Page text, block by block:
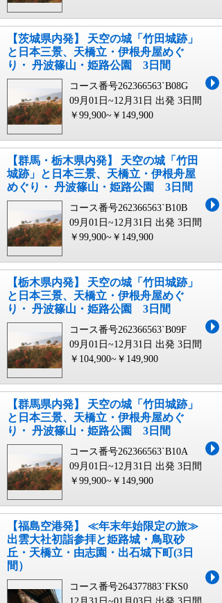
【茨城県内発】 天空の城「竹田城跡」
と日本三景、天橋立・伊根舟屋めぐ
り・ 丹波篠山・姫路公園 3日間
コース番号262366563`B08G
09月01日~12月31日 出発 3日間
￥99,900~￥149,900
【群馬・栃木県内発】 天空の城「竹田
城跡」と日本三景、天橋立・伊根舟屋
めぐり・ 丹波篠山・姫路公園 3日間
コース番号262366563`B10B
09月01日~12月31日 出発 3日間
￥99,900~￥149,900
【栃木県内発】 天空の城「竹田城跡」
と日本三景、天橋立・伊根舟屋めぐ
り・ 丹波篠山・姫路公園 3日間
コース番号262366563`B09F
09月01日~12月31日 出発 3日間
￥104,900~￥149,900
【群馬県内発】 天空の城「竹田城跡」
と日本三景、天橋立・伊根舟屋めぐ
り・ 丹波篠山・姫路公園 3日間
コース番号262366563`B10A
09月01日~12月31日 出発 3日間
￥99,900~￥149,900
【福島空港発】 ≪年末年始限定の旅≫
出雲大社初詣参拝と姫路城・鳥取砂
丘・天橋立・由志園・出石城下町(3日
間）
コース番号264377883`FKS0